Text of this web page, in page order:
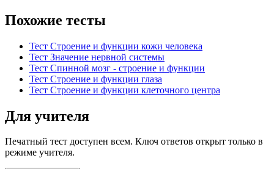
Похожие тесты
Тест Строение и функции кожи человека
Тест Значение нервной системы
Тест Спинной мозг - строение и функции
Тест Строение и функции глаза
Тест Строение и функции клеточного центра
Для учителя
Печатный тест доступен всем. Ключ ответов открыт только в
режиме учителя.